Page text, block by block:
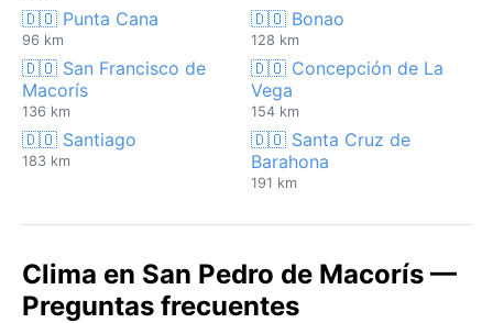
🇩🇴 Punta Cana
96 km
🇩🇴 Bonao
128 km
🇩🇴 San Francisco de
Macorís
136 km
🇩🇴 Concepción de La
Vega
154 km
🇩🇴 Santiago
183 km
🇩🇴 Santa Cruz de
Barahona
191 km
Clima en San Pedro de Macorís —
Preguntas frecuentes